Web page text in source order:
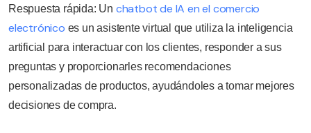
Respuesta rápida: Un chatbot de IA en el comercio
electrónico es un asistente virtual que utiliza la inteligencia
artificial para interactuar con los clientes, responder a sus
preguntas y proporcionarles recomendaciones
personalizadas de productos, ayudándoles a tomar mejores
decisiones de compra.